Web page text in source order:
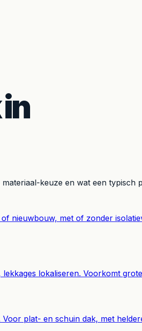
keuze en wat een typisch
nieuwbouw, met of zonder
lokaliseren. Voorkomt
plat- en schuin dak, met